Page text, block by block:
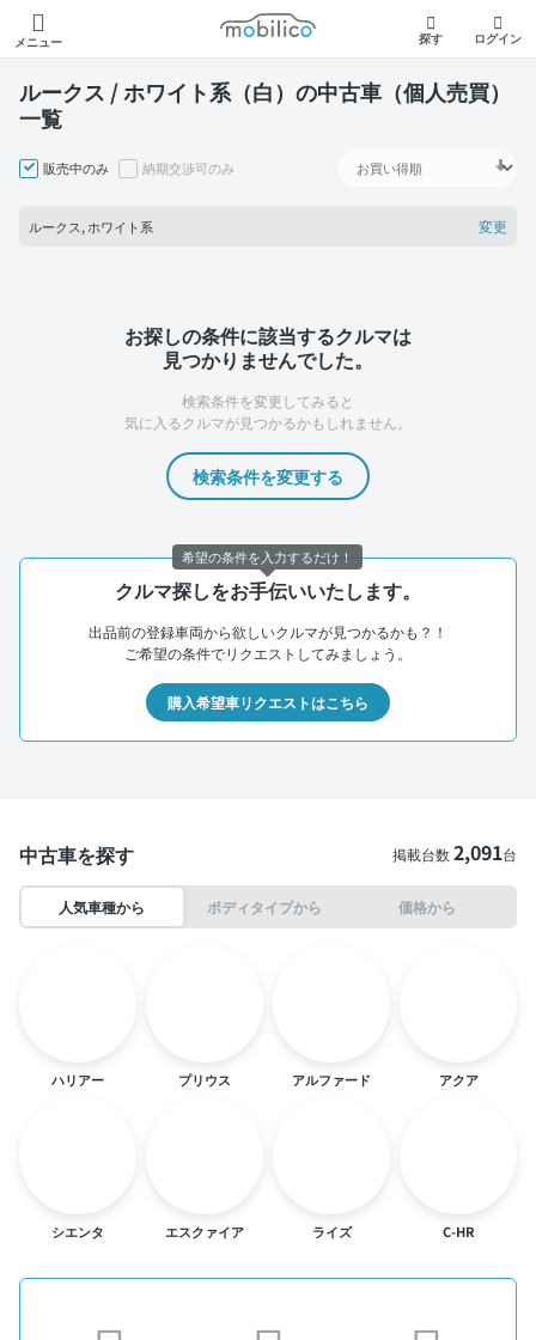
メニュー
モビリコ
探す ログイン
ルークス / ホワイト系（白）の中古車（個人売買）
一覧
販売中のみ 納期交渉可のみ
ルークス, ホワイト系 変更
お探しの条件に該当するクルマは
見つかりませんでした。
検索条件を変更してみると
気に入るクルマが見つかるかもしれません。
検索条件を変更する
クルマ探しをお手伝いいたします。
出品前の登録車両から欲しいクルマが見つかるかも？！
ご希望の条件でリクエストしてみましょう。
購入希望車リクエストはこちら
中古車を探す 掲載台数2,091台
人気車種から ボディタイプから 価格から
ハリアー プリウス アルファード アクア
シエンタ エスクァイア ライズ C-HR
希望の条件を入力するだけ！